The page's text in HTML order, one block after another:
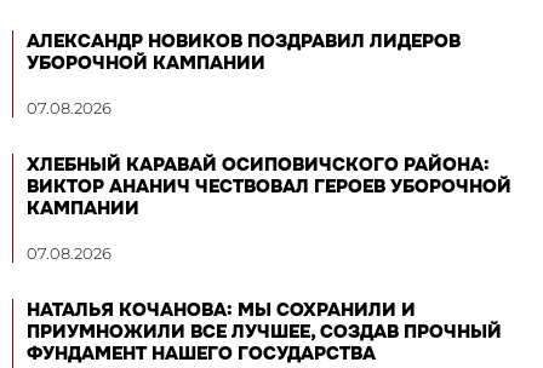
АЛЕКСАНДР НОВИКОВ ПОЗДРАВИЛ ЛИДЕРОВ
УБОРОЧНОЙ КАМПАНИИ
07.08.2026
ХЛЕБНЫЙ КАРАВАЙ ОСИПОВИЧСКОГО РАЙОНА:
ВИКТОР АНАНИЧ ЧЕСТВОВАЛ ГЕРОЕВ УБОРОЧНОЙ
КАМПАНИИ
07.08.2026
НАТАЛЬЯ КОЧАНОВА: МЫ СОХРАНИЛИ И
ПРИУМНОЖИЛИ ВСЕ ЛУЧШЕЕ, СОЗДАВ ПРОЧНЫЙ
ФУНДАМЕНТ НАШЕГО ГОСУДАРСТВА